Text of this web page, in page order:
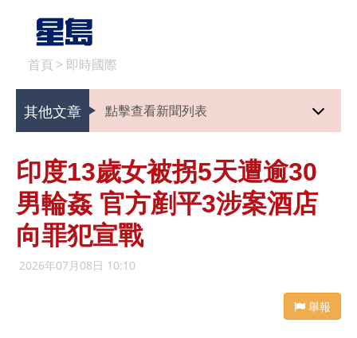
首頁 > 即時國際
其他文章 點擊查看新聞列表
印度13歲女被拐5天遭逾30
男輪姦 官方剷平3涉案酒店
向罪犯宣戰
2026年07月08日 10:10
舉報